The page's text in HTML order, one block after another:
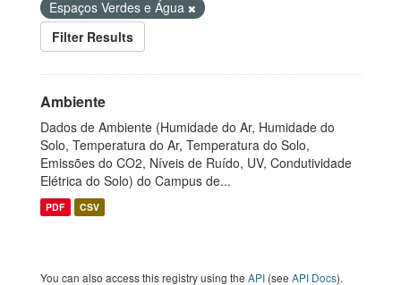
Espaços Verdes e Água
Filter Results
Ambiente
Dados de Ambiente (Humidade do Ar, Humidade do
Solo, Temperatura do Ar, Temperatura do Solo,
Emissões do CO2, Níveis de Ruído, UV, Condutividade
Elétrica do Solo) do Campus de...
PDF CSV
You can also access this registry using the API (see API Docs).